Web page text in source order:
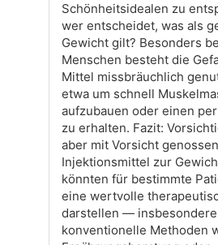
Schönheitsidealen zu
wer entscheidet, was als
Gewicht gilt? Besonders
Menschen besteht die
Mittel missbräuchlich
etwa um schnell
aufzubauen oder einen
zu erhalten. Fazit:
aber mit Vorsicht
Injektionsmittel zur
könnten für bestimmte
eine wertvolle
darstellen —
konventionelle Methoden